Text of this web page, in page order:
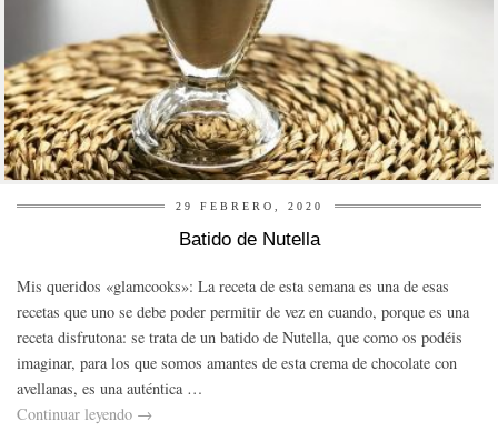
29 FEBRERO, 2020
Batido de Nutella
Mis queridos «glamcooks»: La receta de esta semana es una de esas
recetas que uno se debe poder permitir de vez en cuando, porque es una
receta disfrutona: se trata de un batido de Nutella, que como os podéis
imaginar, para los que somos amantes de esta crema de chocolate con
avellanas, es una auténtica …
Continuar leyendo →